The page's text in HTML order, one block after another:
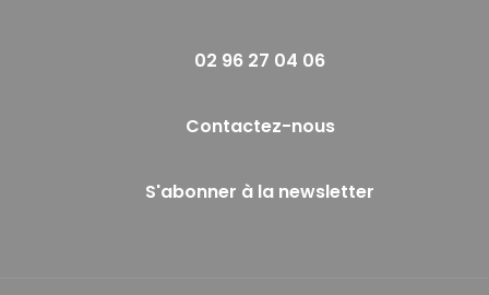
02 96 27 04 06
Contactez-nous
S'abonner à la newsletter